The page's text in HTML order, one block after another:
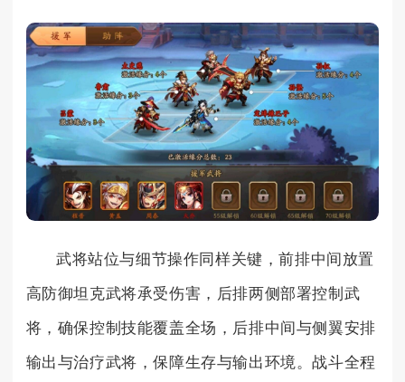
武将站位与细节操作同样关键，前排中间放置
高防御坦克武将承受伤害，后排两侧部署控制武
将，确保控制技能覆盖全场，后排中间与侧翼安排
输出与治疗武将，保障生存与输出环境。战斗全程